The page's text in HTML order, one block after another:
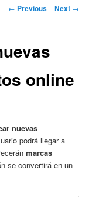
Post
← Previous Next →
online
nuevas
podrá llegar a
marcas
se convertirá en un